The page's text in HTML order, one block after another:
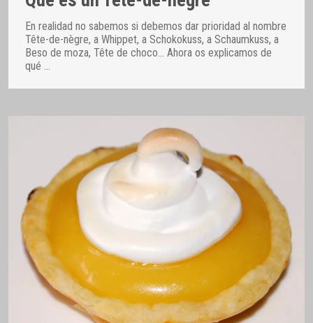
En realidad no sabemos si debemos dar prioridad al nombre
Tête-de-nègre, a Whippet, a Schokokuss, a Schaumkuss, a
Beso de moza, Tête de choco… Ahora os explicamos de
qué